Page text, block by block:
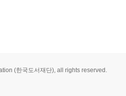
(한국도서재단), all rights reserved.